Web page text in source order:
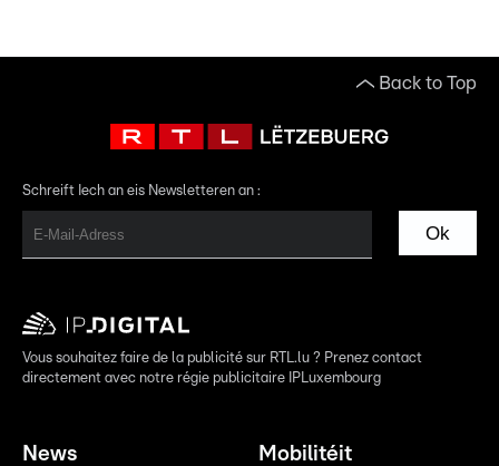
Back to Top
Schreift Iech an eis Newsletteren an :
Ok
Vous souhaitez faire de la publicité sur RTL.lu ? Prenez contact
directement avec notre régie publicitaire IPLuxembourg
News Mobilitéit